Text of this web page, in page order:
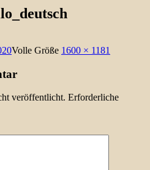
Volle Größe 1600 × 1181
veröffentlicht. Erforderliche